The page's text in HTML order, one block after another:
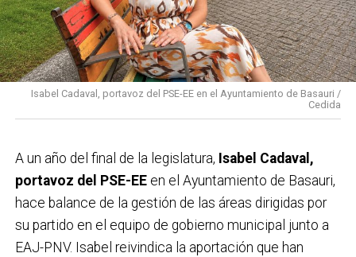
Isabel Cadaval, portavoz del PSE-EE en el Ayuntamiento de Basauri /
Cedida
A un año del final de la legislatura, Isabel Cadaval,
portavoz del PSE-EEen el Ayuntamiento de Basauri,
hace balance de la gestión de las áreas dirigidas por
su partido en el equipo de gobierno municipal junto a
EAJ-PNV. Isabel reivindica la aportación que han